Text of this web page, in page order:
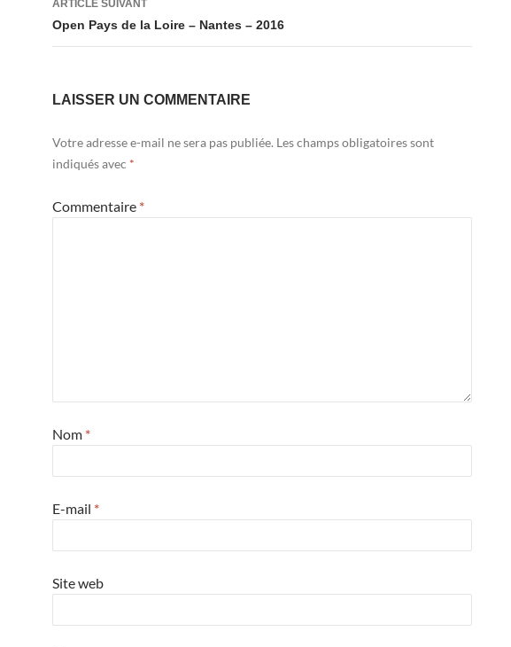
ARTICLE SUIVANT
Open Pays de la Loire – Nantes – 2016
LAISSER UN COMMENTAIRE
Votre adresse e-mail ne sera pas publiée. Les champs obligatoires sont
indiqués avec *
Commentaire *
Nom *
E-mail *
Site web